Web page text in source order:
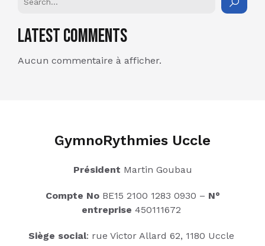
Latest Comments
Aucun commentaire à afficher.
GymnoRythmies Uccle
Président Martin Goubau
Compte No BE15 2100 1283 0930 – N°
entreprise 450111672
Siège social: rue Victor Allard 62, 1180 Uccle